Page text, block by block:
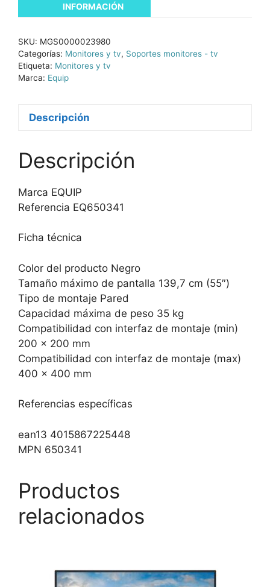
INFORMACIÓN
SKU: MGS0000023980
Categorías: Monitores y tv, Soportes monitores - tv
Etiqueta: Monitores y tv
Marca: Equip
Descripción
Descripción
Marca EQUIP
Referencia EQ650341
Ficha técnica
Color del producto Negro
Tamaño máximo de pantalla 139,7 cm (55″)
Tipo de montaje Pared
Capacidad máxima de peso 35 kg
Compatibilidad con interfaz de montaje (min)
200 x 200 mm
Compatibilidad con interfaz de montaje (max)
400 x 400 mm
Referencias específicas
ean13 4015867225448
MPN 650341
Productos
relacionados